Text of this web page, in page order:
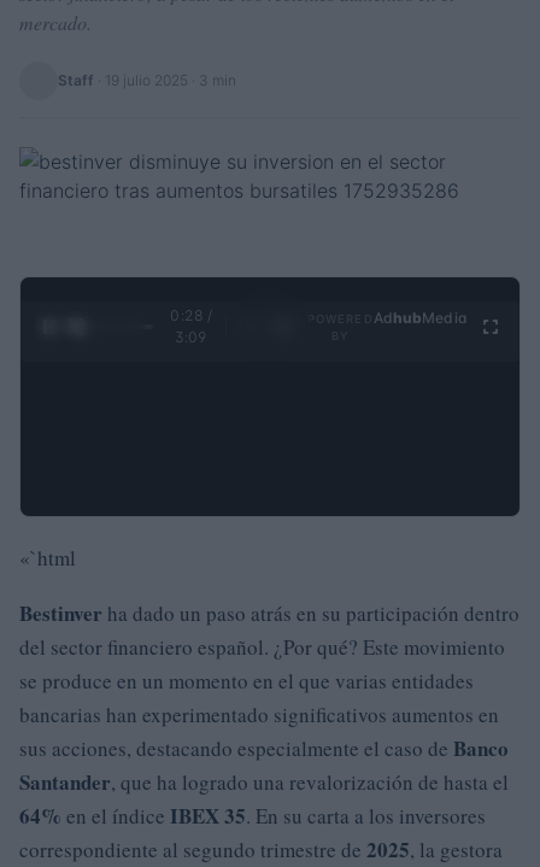
mercado.
Staff 19 julio 2025 · 3 min
0:28 /
3:09
Ad hubMedia
«`html
Bestinver ha dado un paso atrás en su participación dentro
del sector financiero español. ¿Por qué? Este movimiento
se produce en un momento en el que varias entidades
bancarias han experimentado significativos aumentos en
sus acciones, destacando especialmente el caso de Banco
Santander, que ha logrado una revalorización de hasta el
64% en el índice IBEX 35. En su carta a los inversores
correspondiente al segundo trimestre de 2025, la gestora